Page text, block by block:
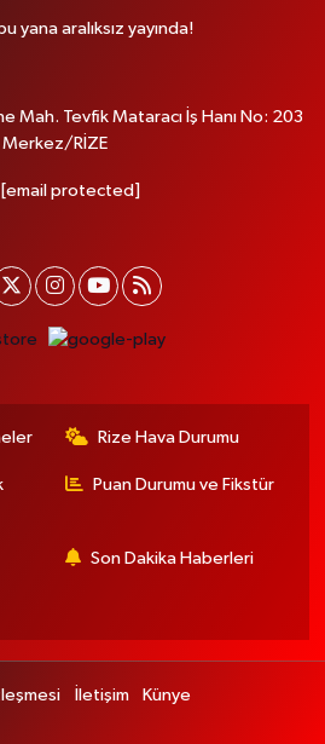
yana aralıksız yayında!
Mah. Tevfik Mataracı İş Hanı No: 203
Merkez/RİZE
[email protected]
Rize Hava Durumu
Puan Durumu ve Fikstür
Son Dakika Haberleri
İletişim Künye